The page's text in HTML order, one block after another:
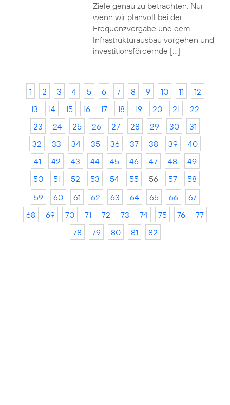
Ziele genau zu betrachten. Nur
wenn wir planvoll bei der
Frequenzvergabe und dem
Infrastrukturausbau vorgehen und
investitionsfördernde […]
1 2 3 4 5 6 7 8 9 10 11
12
13
14 15 16 17 18 19 20 21
22
23
24 25 26 27 28 29 30
31
32
33 34 35 36 37 38 39
40
41
42 43 44 45 46 47 48
49
50
51 52 53 54 55 56 57
58
59
60 61 62 63 64 65 66
67
68
69 70 71 72 73 74 75 76
77
78
79 80 81 82